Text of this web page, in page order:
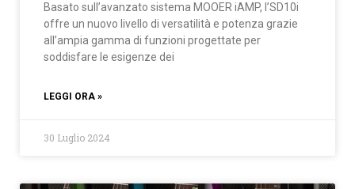
Basato sull’avanzato sistema MOOER iAMP, l’SD10i
offre un nuovo livello di versatilità e potenza grazie
all’ampia gamma di funzioni progettate per
soddisfare le esigenze dei
LEGGI ORA »
30 Luglio 2024